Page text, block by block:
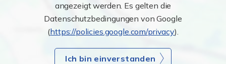
angezeigt werden. Es gelten die
Datenschutzbedingungen von Google
(https://policies.google.com/privacy).
Ich bin einverstanden